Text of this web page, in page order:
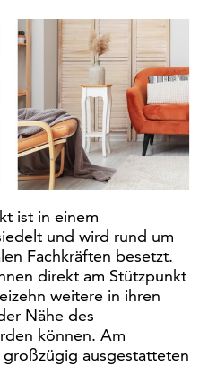
ist in einem
und wird rund um
Fachkräften besetzt.
direkt am Stützpunkt
weitere in ihren
Nähe des
können. Am
ausgestatteten